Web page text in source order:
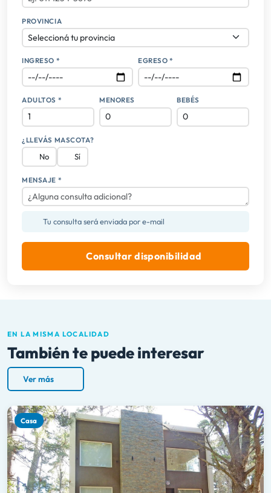
PROVINCIA
INGRESO * EGRESO *
ADULTOS * MENORES BEBÉS
¿LLEVÁS MASCOTA?
No Sí
MENSAJE *
Tu consulta será enviada por e-mail
Consultar disponibilidad
EN LA MISMA LOCALIDAD
También te puede interesar
Ver más
Casa